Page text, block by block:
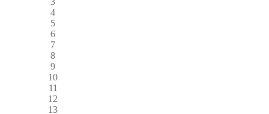
4
5
6
7
8
9
10
11
12
13